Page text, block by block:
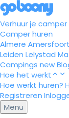
Verhuur je camper
Camper huren
Almere Amersfoort
Leiden Lelystad
Campings new
Hoe het werkt
Hoe werkt huren?
Registreren
Menu